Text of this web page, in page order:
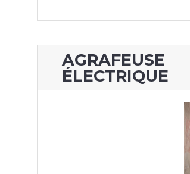
AGRAFEUSE
ÉLECTRIQUE